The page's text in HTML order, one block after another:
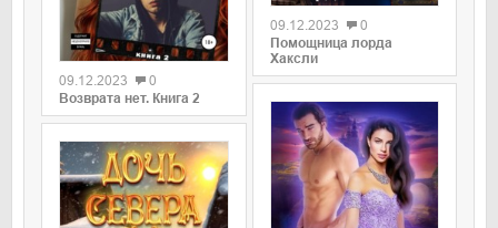
09.12.2023
0
Возврата нет. Книга 2
09.12.2023
0
Помощница лорда
Хаксли